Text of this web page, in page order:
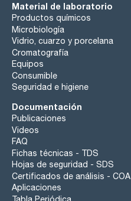
Material de laboratorio
Productos químicos
Microbiología
Vidrio, cuarzo y porcelana
Cromatografía
Equipos
Consumible
Seguridad e higiene
Documentación
Publicaciones
Videos
FAQ
Fichas técnicas - TDS
Hojas de seguridad - SDS
Certificados de análisis - COA
Aplicaciones
Tabla Periódica